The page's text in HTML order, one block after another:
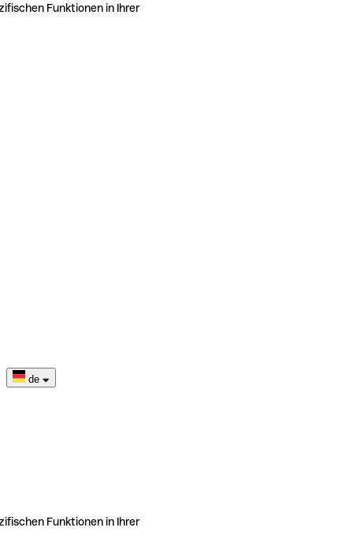
Funktionen in Ihrer
de
Funktionen in Ihrer